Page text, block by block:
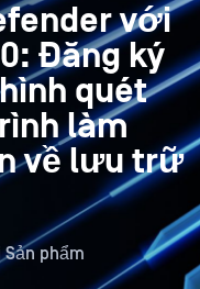
với
Đăng ký
quét
làm
về lưu trữ
phẩm